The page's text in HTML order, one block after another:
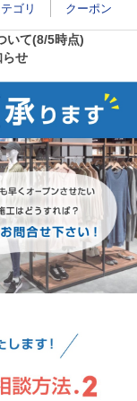
ゴリ クーポン
いて(8/5時点)
せ